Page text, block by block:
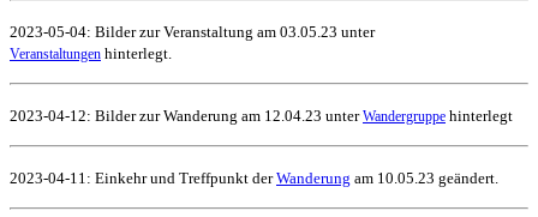
2023-05-04: Bilder zur Veranstaltung am 03.05.23 unter
Veranstaltungen hinterlegt.
2023-04-12: Bilder zur Wanderung am 12.04.23 unterWandergruppe hinterlegt
2023-04-11: Einkehr und Treffpunkt derWanderung am 10.05.23 geändert.